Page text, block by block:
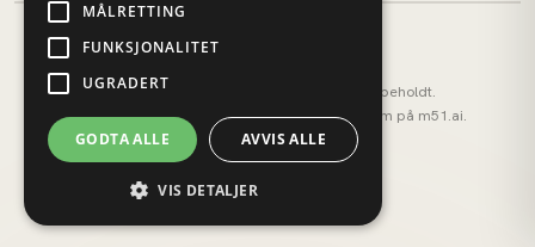
© 2026 M51 Marketing. Alle rettigheter forbeholdt.
M51 AI (tidligere AI OS) — vårt AI-operativsystem på m51.ai.
Personvernerklæring
Cookies
MÅLRETTING
FUNKSJONALITET
UGRADERT
GODTA ALLE AVVIS ALLE
VIS DETALJER